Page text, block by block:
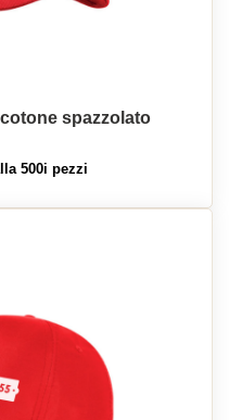
spazzolato
500i pezzi